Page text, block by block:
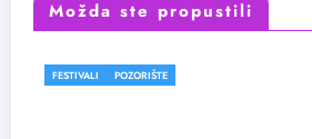
Možda ste propustili